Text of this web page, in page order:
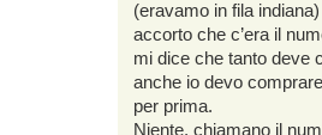
(eravamo in fila
accorto che c’era il
mi dice che tanto deve
anche io devo
per prima.
Niente, chiamano il